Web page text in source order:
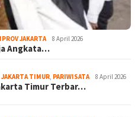
JAKARTA 8 April 2026
Angkata…
JAKARTA TIMUR PARIWISATA 8 April 2026
Timur Terbar…